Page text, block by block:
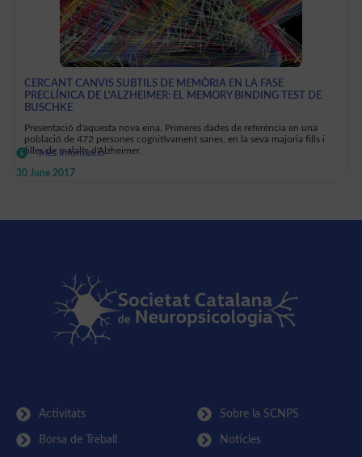
CERCANT CANVIS SUBTILS DE MEMÒRIA EN LA FASE
PRECLÍNICA DE L'ALZHEIMER: EL MEMORY BINDING TEST DE
BUSCHKE
Presentació d'aquesta nova eina. Primeres dades de referència en una
població de 472 persones cognitivament sanes, en la seva majoria fills i
filles de malalts d'Alzheimer.
30 June 2017
Més Informació
Activitats
Borsa de Treball
Sobre la SCNPS
Notícies